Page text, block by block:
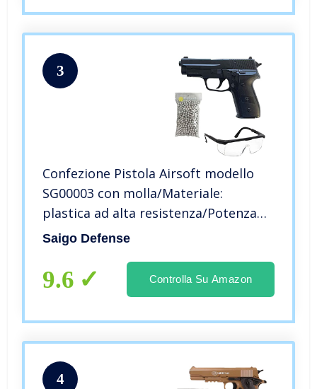
3
Confezione Pistola Airsoft modello
SG00003 con molla/Materiale:
plastica ad alta resistenza/Potenza
0,5 Joule/Consegnato con accessori
Saigo Defense
9.6 Controlla Su Amazon
4